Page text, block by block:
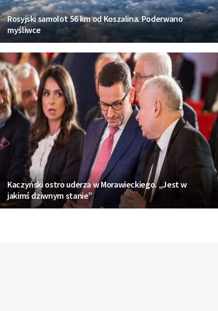
Rosyjski samolot 56 km od Koszalina. Poderwano
myśliwce
Kaczyński ostro uderza w Morawieckiego. „Jest w
jakimś dziwnym stanie”